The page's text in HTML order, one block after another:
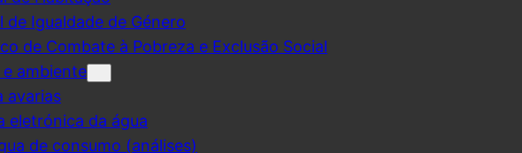
de Igualdade de Género
de Combate à Pobreza e Exclusão Social
e ambiente
avarias
eletrónica da água
de consumo (análises)